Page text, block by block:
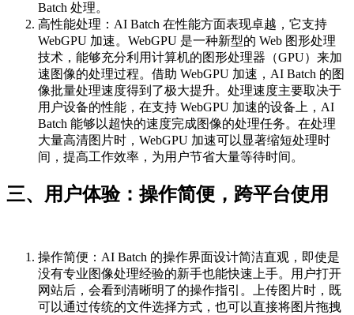
Batch 处理。
高性能处理：AI Batch 在性能方面表现卓越，它支持
WebGPU 加速。WebGPU 是一种新型的 Web 图形处理
技术，能够充分利用计算机的图形处理器（GPU）来加
速图像的处理过程。借助 WebGPU 加速，AI Batch 的图
像批量处理速度得到了极大提升。处理速度主要取决于
用户设备的性能，在支持 WebGPU 加速的设备上，AI
Batch 能够以超快的速度完成图像的处理任务。在处理
大量高清图片时，WebGPU 加速可以显著缩短处理时
间，提高工作效率，为用户节省大量等待时间。
三、用户体验：操作简便，跨平台使用
操作简便：AI Batch 的操作界面设计简洁直观，即使是
没有专业图像处理经验的新手也能快速上手。用户打开
网站后，会看到清晰明了的操作指引。上传图片时，既
可以通过传统的文件选择方式，也可以直接将图片拖拽